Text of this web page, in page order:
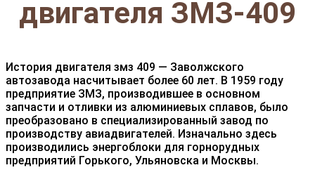
двигателя ЗМЗ-409
История двигателя змз 409 — Заволжского
автозавода насчитывает более 60 лет. В 1959 году
предприятие ЗМЗ, производившее в основном
запчасти и отливки из алюминиевых сплавов, было
преобразовано в специализированный завод по
производству авиадвигателей. Изначально здесь
производились энергоблоки для горнорудных
предприятий Горького, Ульяновска и Москвы.